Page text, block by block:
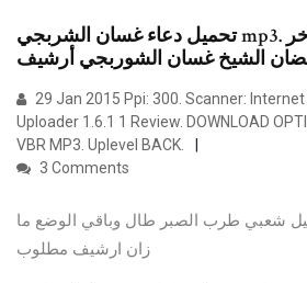
تحميل دعاء غسان الشربجي mp3. دعاء خاشع مبكي لآخر
29 Jan 2015 Ppi: 300. Scanner:
Uploader 1.6.1 1 Review. DOWNLOAD
VBR MP3. Uplevel BACK.
3 Comments
شعبي طرب الصبر طال وباقي الوضع ما
زان ارشيف مطلوب